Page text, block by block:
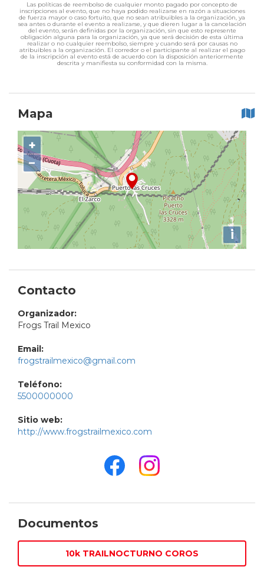
Las políticas de reembolso de cualquier monto pagado por concepto de
inscripciones al evento, que no haya podido realizarse en razón a situaciones
de fuerza mayor o caso fortuito, que no sean atribuibles a la organización, ya
sea antes o durante el evento a realizarse, y que dieren lugar a la cancelación
del evento, serán definidas por la organización, sin que esto represente
obligación alguna para la organización, ya que será decisión de esta última
realizar o no cualquier reembolso, siempre y cuando será por causas no
atribuibles a la organización. El corredor o el participante al realizar el pago
de la inscripción al evento está de acuerdo con la disposición anteriormente
descrita y manifiesta su conformidad con la misma.
Mapa
+
−
i
Contacto
Organizador:
Frogs Trail Mexico
Email:
frogstrailmexico@gmail.com
Teléfono:
5500000000
Sitio web:
http://www.frogstrailmexico.com
Documentos
10k TRAILNOCTURNO COROS